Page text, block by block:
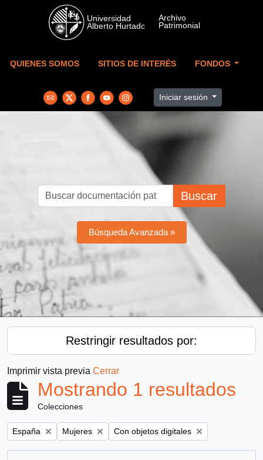
Skip to main content
QUIENES SOMOS SITIOS DE INTERÉS FONDOS
Iniciar sesión
Buscar
Búsqueda Avanzada »
Restringir resultados por:
Imprimir vista previa Cerrar
Mostrando 1 resultados
Colecciones
Remove filter:
España Remove filter:
Mujeres Remove filter:
Con objetos digitales